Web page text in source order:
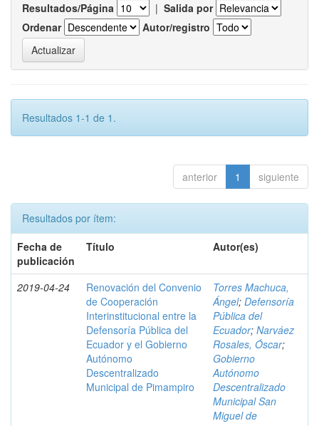
Resultados/Página | Salida por
Ordenar
Autor/registro
Resultados 1-1 de 1.
anterior 1 siguiente
Resultados por ítem:
Fecha de
publicación
Título Autor(es)
2019-04-24
Renovación del Convenio
de Cooperación
Interinstitucional entre la
Defensoría Pública del
Ecuador y el Gobierno
Autónomo
Descentralizado
Municipal de Pimampiro
Torres Machuca,
Ángel; Defensoría
Pública del
Ecuador; Narváez
Rosales, Óscar;
Gobierno
Autónomo
Descentralizado
Municipal San
Miguel de